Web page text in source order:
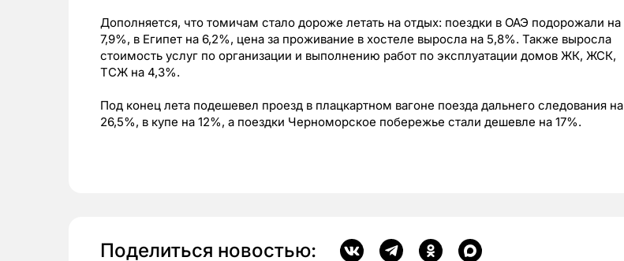
Дополняется, что томичам стало дороже летать на отдых: поездки в ОАЭ подорожали на
7,9%, в Египет на 6,2%, цена за проживание в хостеле выросла на 5,8%. Также выросла
стоимость услуг по организации и выполнению работ по эксплуатации домов ЖК, ЖСК,
ТСЖ на 4,3%.
Под конец лета подешевел проезд в плацкартном вагоне поезда дальнего следования на
26,5%, в купе на 12%, а поездки Черноморское побережье стали дешевле на 17%.
Поделиться новостью: